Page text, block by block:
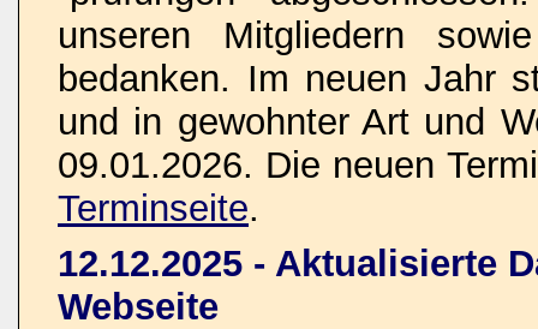
unseren Mitgliedern
bedanken. Im neuen Jahr
und in gewohnter Art und
09.01.2026. Die neuen
Terminseite.
12.12.2025 - Aktualisierte
Webseite